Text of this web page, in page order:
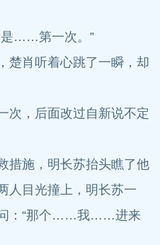
……第一次。”
肖听着心跳了一瞬，却
，后面改过自新说不定
施，明长苏抬头瞧了他
人目光撞上，明长苏一
问：“那个……我……进来